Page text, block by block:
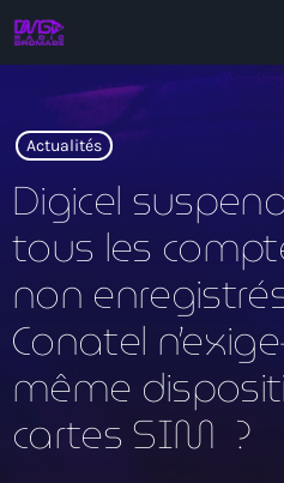
play_arrow RADIO DROMAGE
Accueil
Programmation
Actualités
Digicel
tous les
non
Conatel
même
cartes SIM ?